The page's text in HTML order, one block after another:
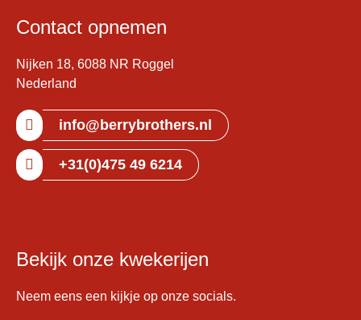
Contact opnemen
Nijken 18, 6088 NR Roggel
Nederland
info@berrybrothers.nl
+31(0)475 49 6214
Bekijk onze kwekerijen
Neem eens een kijkje op onze socials.